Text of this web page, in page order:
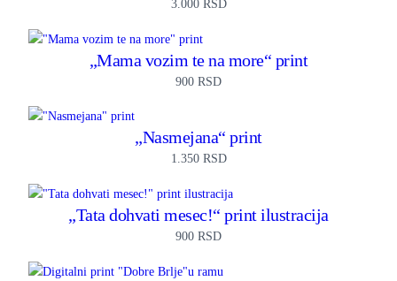
3.000 RSD
„Mama vozim te na more“ print
900 RSD
„Nasmejana“ print
1.350 RSD
„Tata dohvati mesec!“ print ilustracija
900 RSD